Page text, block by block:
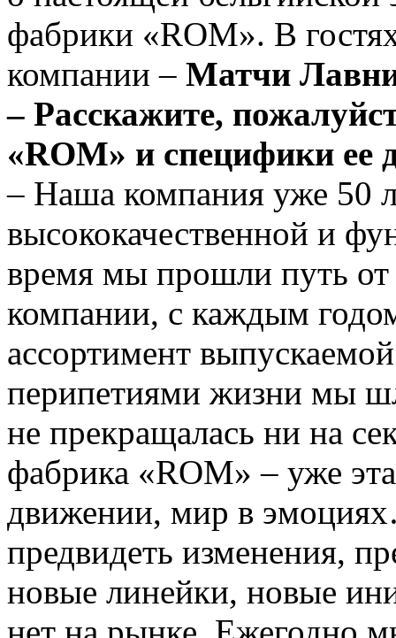
фабрики «ROM». В
компании – Матчи
– Расскажите,
«ROM» и специфики ее
– Наша компания уже 50
высококачественной и
время мы прошли путь
компании, с каждым
ассортимент
перипетиями жизни мы
не прекращалась ни на
фабрика «ROM» – уже
движении, мир в
предвидеть изменения,
новые линейки, новые